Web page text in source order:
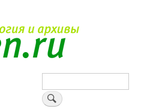
основному
содержанию
Поиск